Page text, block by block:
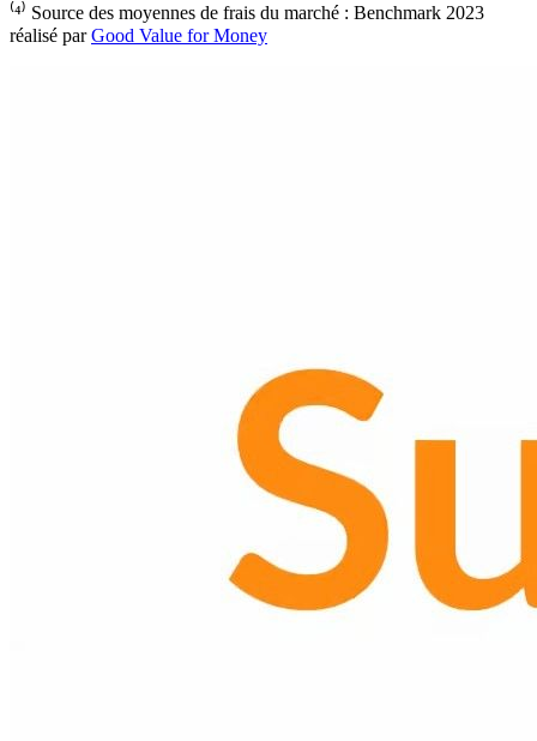
⁽⁴⁾ Source des moyennes de frais du marché : Benchmark 2023
réalisé parGood Value for Money